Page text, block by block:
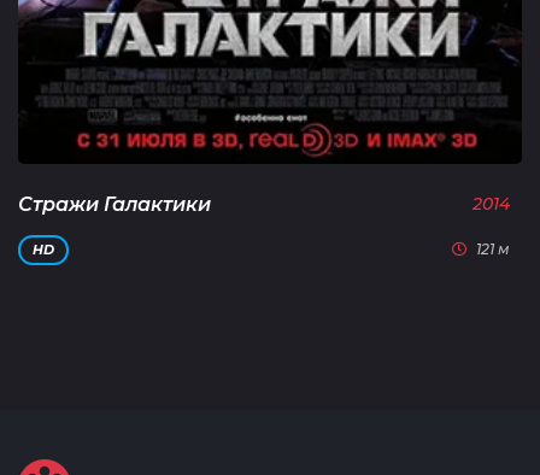
Стражи Галактики 2014
HD 121 м